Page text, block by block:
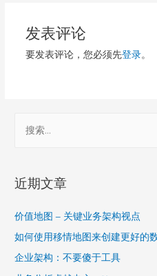
航
发表评论
要发表评论，您必须先登录。
r
h
f
o
近期文章
价值地图 – 关键业务架构视点
如何使用移情地图来创建更好的
企业架构：不要傻于工具